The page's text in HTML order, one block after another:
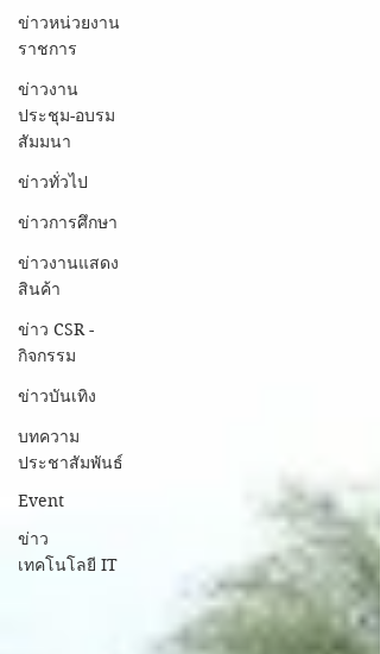
ข่าวหน่วยงาน
ราชการ
ข่าวงาน
ประชุม-อบรม
สัมมนา
ข่าวทั่วไป
ข่าวการศึกษา
ข่าวงานแสดง
สินค้า
ข่าว CSR -
กิจกรรม
ข่าวบันเทิง
บทความ
ประชาสัมพันธ์
Event
ข่าว
เทคโนโลยี IT